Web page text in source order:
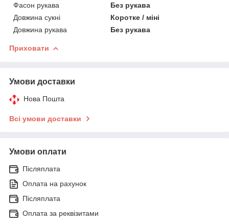
Фасон рукава
Без рукава
Довжина сукні
Коротке / міні
Довжина рукава
Без рукава
Приховати
Умови доставки
Нова Пошта
Всі умови доставки
Умови оплати
Післяплата
Оплата на рахунок
Післяплата
Оплата за реквізитами